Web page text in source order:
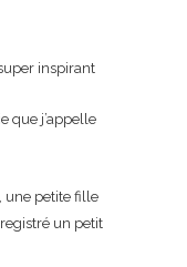
inspirant
que j’appelle
une petite fille
un petit